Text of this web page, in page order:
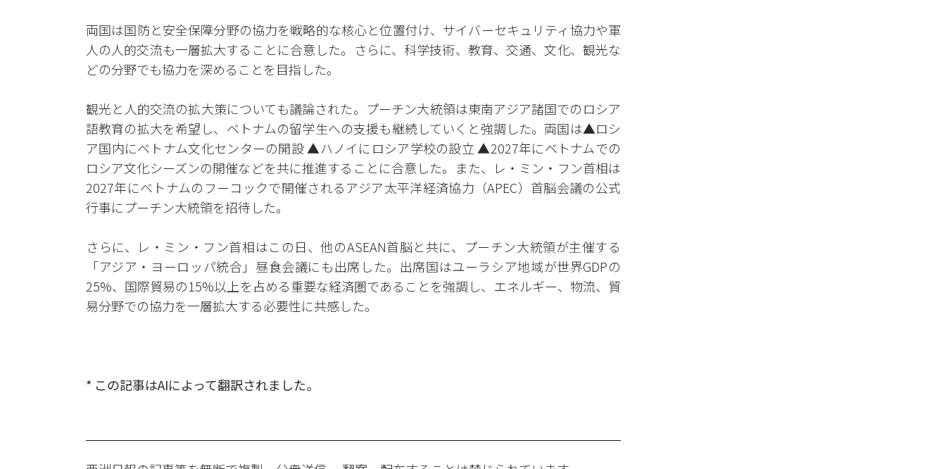
両国は国防と安全保障分野の協力を戦略的な核心と位置付け、サイバーセキュリティ協力や軍
人の人的交流も一層拡大することに合意した。さらに、科学技術、教育、交通、文化、観光な
どの分野でも協力を深めることを目指した。
観光と人的交流の拡大策についても議論された。プーチン大統領は東南アジア諸国でのロシア
語教育の拡大を希望し、ベトナムの留学生への支援も継続していくと強調した。両国は▲ロシ
ア国内にベトナム文化センターの開設 ▲ハノイにロシア学校の設立 ▲2027年にベトナムでの
ロシア文化シーズンの開催などを共に推進することに合意した。また、レ・ミン・フン首相は
2027年にベトナムのフーコックで開催されるアジア太平洋経済協力（APEC）首脳会議の公式
行事にプーチン大統領を招待した。
さらに、レ・ミン・フン首相はこの日、他のASEAN首脳と共に、プーチン大統領が主催する
「アジア・ヨーロッパ統合」昼食会議にも出席した。出席国はユーラシア地域が世界GDPの
25%、国際貿易の15%以上を占める重要な経済圏であることを強調し、エネルギー、物流、貿
易分野での協力を一層拡大する必要性に共感した。
* この記事はAIによって翻訳されました。